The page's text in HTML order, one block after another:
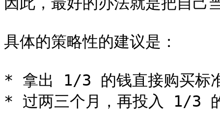
具体的策略性的建议是：
* 拿出 1/3 的钱直接购买标
* 过两三个月，再投入 1/3